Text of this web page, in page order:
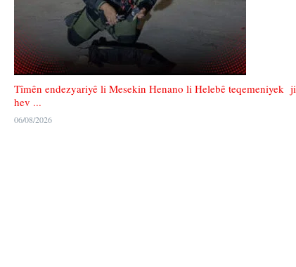
Tîmên endezyariyê li Mesekin Henano li Helebê teqemeniyek ji
hev ...
06/08/2026